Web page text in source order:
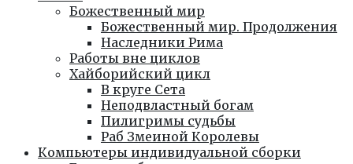
Божественный мир
Божественный мир. Продолжения
Наследники Рима
Работы вне циклов
Хайборийский цикл
В круге Сета
Неподвластный богам
Пилигримы судьбы
Раб Змеиной Королевы
Компьютеры индивидуальной сборки